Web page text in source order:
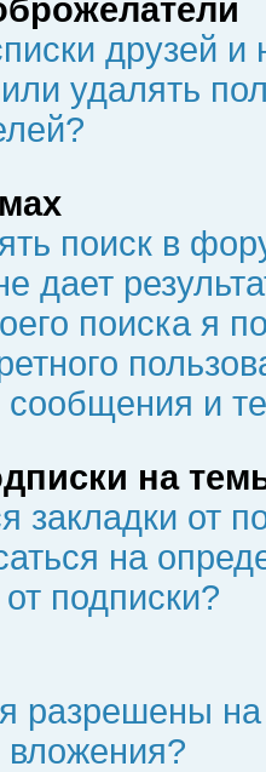
друзей
удалять
поиск в
дает
поиска я
сообщения и
на
закладки от
на
подписки?
разрешены
вложения?